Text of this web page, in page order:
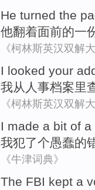
He turned the
他翻着面前的一
《柯林斯英汉双解
I looked your
我从 人事档案里
《柯林斯英汉双解
I made a bit of a
我犯了个愚蠢的
《牛津词典》
The FBI kept a